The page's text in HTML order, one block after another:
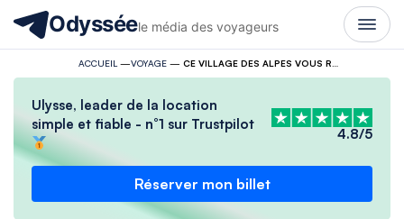
Odysséele média des voyageurs
ACCUEIL —VOYAGE—
Ulysse, leader de la location
simple et fiable - n°1 sur Trustpilot
4.8/5
Réserver mon billet